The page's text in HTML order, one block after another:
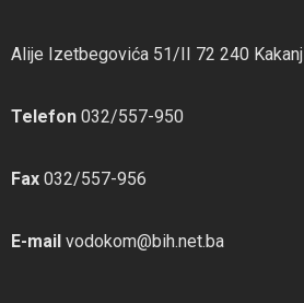
Alije Izetbegovića 51/II 72 240 Kakanj
Telefon 032/557-950
Fax 032/557-956
E-mail vodokom@bih.net.ba